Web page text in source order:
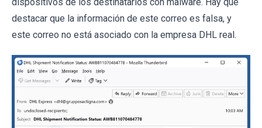
destacar que la información de este correo es falsa, y
este correo no está asociado con la empresa DHL real.